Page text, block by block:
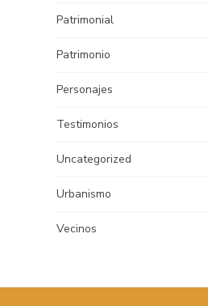
Patrimonial
Patrimonio
Personajes
Testimonios
Uncategorized
Urbanismo
Vecinos